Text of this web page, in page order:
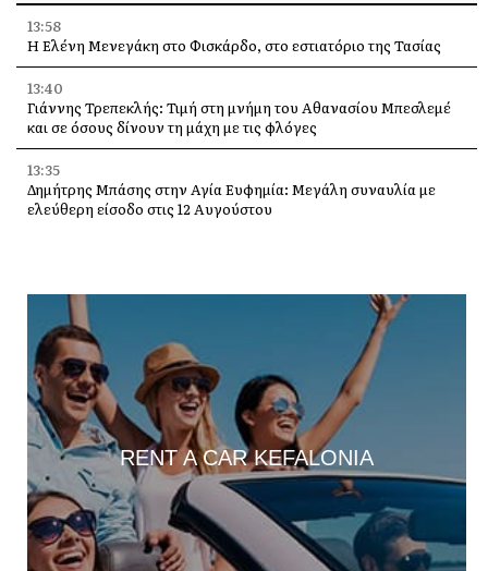
13:58
Η Ελένη Μενεγάκη στο Φισκάρδο, στο εστιατόριο της Τασίας
13:40
Γιάννης Τρεπεκλής: Τιμή στη μνήμη του Αθανασίου Μπεσλεμέ
και σε όσους δίνουν τη μάχη με τις φλόγες
13:35
Δημήτρης Μπάσης στην Αγία Ευφημία: Μεγάλη συναυλία με
ελεύθερη είσοδο στις 12 Αυγούστου
Αυγούστου
13:28
Ένα μεγάλο «ευχαριστώ» στα Νοσοκομεία Κεφαλονιάς –
«Στάθηκαν δίπλα μας σε μια πολύ δύσκολη στιγμή»
13:25
Στον “εθνικό κήρυκα” η αυθεντική πλευρά του νησιού. Από
Φτέρη και Κουτσουπιά μέχρι Κουρκουμελάτα, Αίνο και
παραδοσιακά πανηγύρια
13:10
Τα άλογα του Αίνου, σύμμαχοι στην αντιμετώπιση της
πυρκαγιάς
RENT A CAR KEFALONIA